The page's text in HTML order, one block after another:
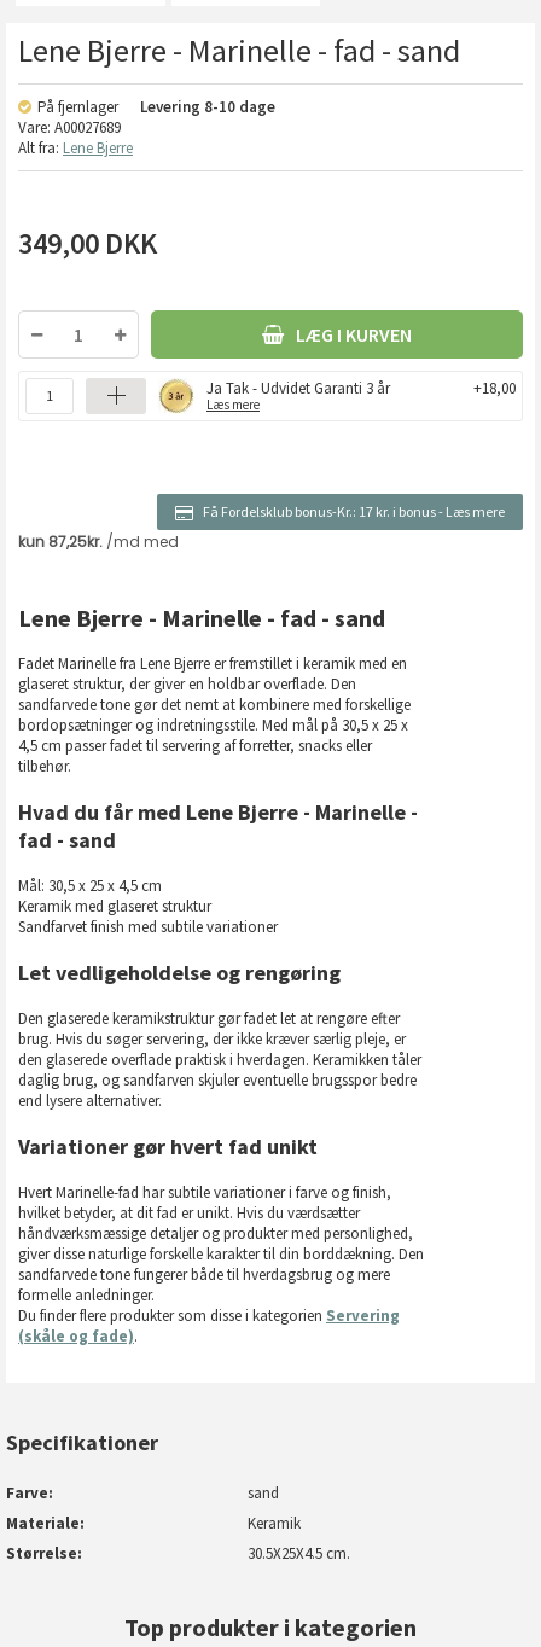
Lene Bjerre - Marinelle - fad - sand
På fjernlager Levering 8-10 dage
Vare: A00027689
Alt fra: Lene Bjerre
349,00 DKK
LÆG I KURVEN
Ja Tak - Udvidet Garanti 3 år
Læs mere
+18,00
Få Fordelsklub bonus-Kr.: 17 kr. i bonus- Læs mere
Lene Bjerre - Marinelle - fad - sand
Fadet Marinelle fra Lene Bjerre er fremstillet i keramik med en
glaseret struktur, der giver en holdbar overflade. Den
sandfarvede tone gør det nemt at kombinere med forskellige
bordopsætninger og indretningsstile. Med mål på 30,5 x 25 x
4,5 cm passer fadet til servering af forretter, snacks eller
tilbehør.
Hvad du får med Lene Bjerre - Marinelle -
fad - sand
Mål: 30,5 x 25 x 4,5 cm
Keramik med glaseret struktur
Sandfarvet finish med subtile variationer
Let vedligeholdelse og rengøring
Den glaserede keramikstruktur gør fadet let at rengøre efter
brug. Hvis du søger servering, der ikke kræver særlig pleje, er
den glaserede overflade praktisk i hverdagen. Keramikken tåler
daglig brug, og sandfarven skjuler eventuelle brugsspor bedre
end lysere alternativer.
Variationer gør hvert fad unikt
Hvert Marinelle-fad har subtile variationer i farve og finish,
hvilket betyder, at dit fad er unikt. Hvis du værdsætter
håndværksmæssige detaljer og produkter med personlighed,
giver disse naturlige forskelle karakter til din borddækning. Den
sandfarvede tone fungerer både til hverdagsbrug og mere
formelle anledninger.
Du finder flere produkter som disse i kategorien Servering
(skåle og fade).
Specifikationer
Farve
sand
Materiale
Keramik
Størrelse
30.5X25X4.5 cm.
Top produkter i kategorien